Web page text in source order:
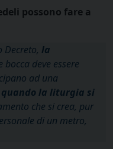
possono fare a
Decreto, la
bocca deve essere
ad una
quando la liturgia si
che si crea, pur
di un metro,